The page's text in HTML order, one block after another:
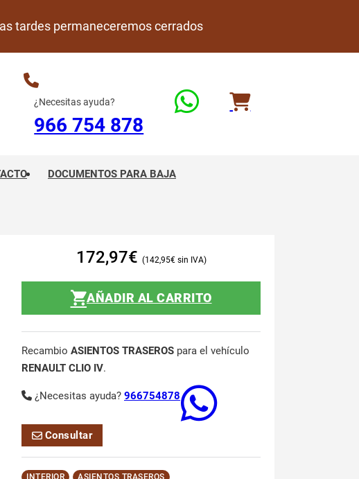
tardes permaneceremos cerrados
¿Necesitas ayuda?
966 754 878
DOCUMENTOS PARA BAJA
172,97€ 142,95€
AÑADIR AL CARRITO
Recambio ASIENTOS TRASEROS para el vehículo
RENAULT CLIO IV.
¿Necesitas ayuda? 966754878
Consultar
INTERIOR
ASIENTOS TRASEROS